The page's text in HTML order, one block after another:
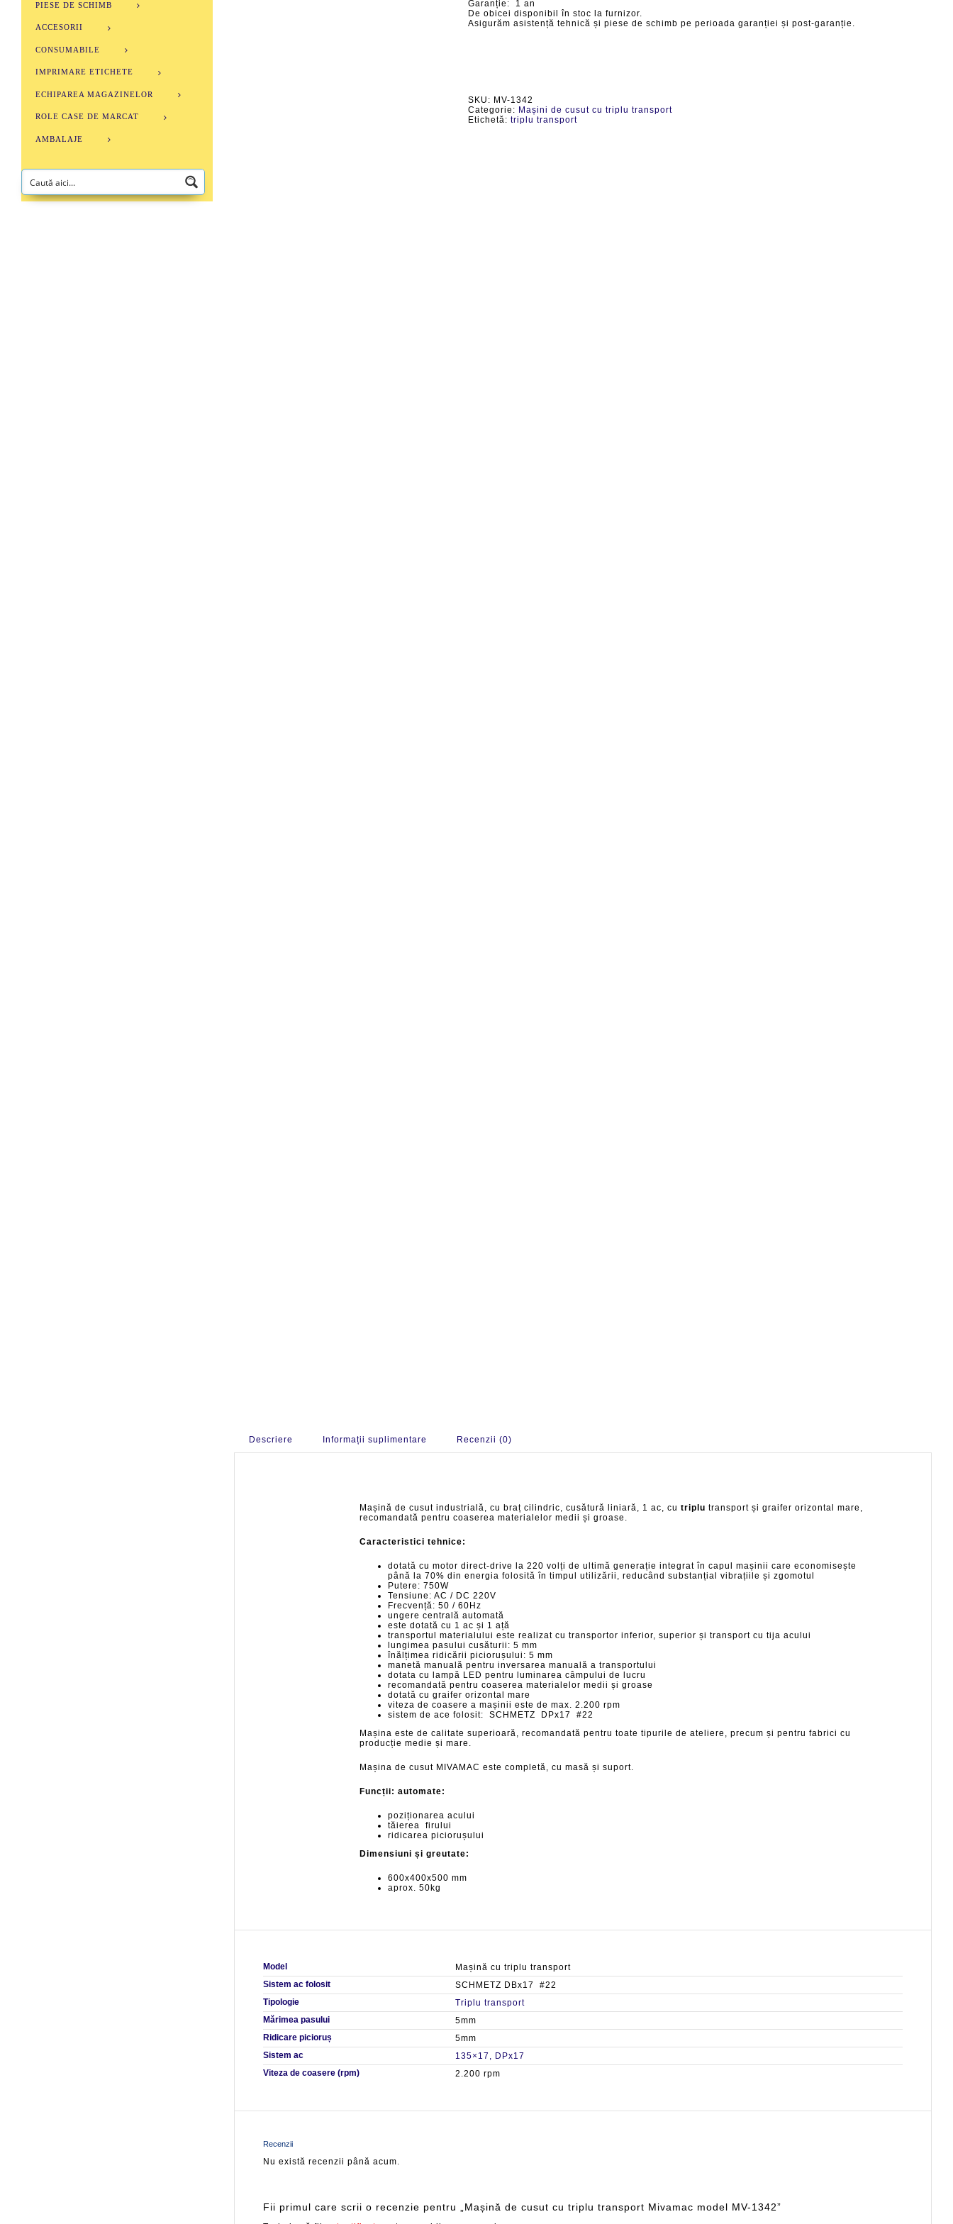
Garanție: 1 an
De obicei disponibil în stoc la furnizor.
Asigurăm asistență tehnică și piese de schimb pe perioada garanției și post-garanție.
SKU: MV-1342
Categorie: Mașini de cusut cu triplu transport
Etichetă: triplu transport
Descriere Informații suplimentare Recenzii (0)
Mașină de cusut industrială, cu braț cilindric, cusătură liniară, 1 ac, cu triplu transport și graifer orizontal mare,
recomandată pentru coaserea materialelor medii și groase.
Caracteristici tehnice:
dotată cu motor direct-drive la 220 volți de ultimă generație integrat în capul mașinii care economisește
până la 70% din energia folosită în timpul utilizării, reducând substanțial vibrațiile și zgomotul
Putere: 750W
Tensiune: AC / DC 220V
Frecvență: 50 / 60Hz
ungere centrală automată
este dotată cu 1 ac și 1 ață
transportul materialului este realizat cu transportor inferior, superior și transport cu tija acului
lungimea pasului cusăturii: 5 mm
înălțimea ridicării piciorușului: 5 mm
manetă manuală pentru inversarea manuală a transportului
dotata cu lampă LED pentru luminarea câmpului de lucru
recomandată pentru coaserea materialelor medii și groase
dotată cu graifer orizontal mare
viteza de coasere a mașinii este de max. 2.200 rpm
sistem de ace folosit: SCHMETZ DPx17 #22
Mașina este de calitate superioară, recomandată pentru toate tipurile de ateliere, precum și pentru fabrici cu
producție medie și mare.
Mașina de cusut MIVAMAC este completă, cu masă și suport.
Funcții: automate:
poziționarea acului
tăierea firului
ridicarea piciorușului
Dimensiuni și greutate:
600x400x500 mm
aprox. 50kg
Model
Mașină cu triplu transport
Sistem ac folosit
SCHMETZ DBx17 #22
Tipologie
Triplu transport
Mărimea pasului
5mm
Ridicare picioruș
5mm
Sistem ac
135×17, DPx17
Viteza de coasere (rpm)
2.200 rpm
Recenzii
Nu există recenzii până acum.
Fii primul care scrii o recenzie pentru „Mașină de cusut cu triplu transport Mivamac model MV-1342”
PIESE DE SCHIMB
ACCESORII
CONSUMABILE
IMPRIMARE ETICHETE
ECHIPAREA MAGAZINELOR
ROLE CASE DE MARCAT
AMBALAJE